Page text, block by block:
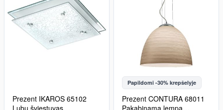
Prezent IKAROS 65102
Lubų šviestuvas
Papildomi -30% krepšelyje
Prezent CONTURA 68011
Pakabinama lempa